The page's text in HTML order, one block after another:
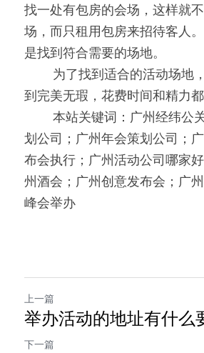
找一处有包房的会场，这样就
场，而只租用包房来招待客人
是找到符合需要的场地。
为了找到适合的活动场地
到完美无瑕，花费时间和精力都
本站关键词：广州经纬公
划公司；广州年会策划公司；
布会执行；广州活动公司哪家
州酒会；广州创意发布会；广
峰会举办
上一篇
举办活动的地址有什么
下一篇